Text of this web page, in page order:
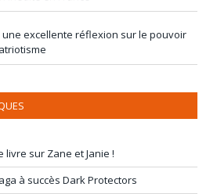
: une excellente réflexion sur le pouvoir
sur Zane et Janie !
à succès Dark Protectors